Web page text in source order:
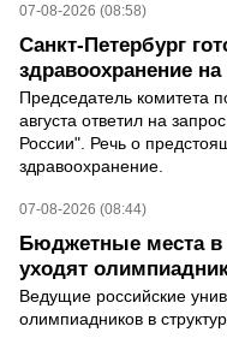
07-08-2026 (08:58)
Санкт-Петербург
здравоохранение на
Председатель комитета
августа ответил на
России". Речь о
здравоохранение.
07-08-2026 (08:44)
Бюджетные места в
уходят
Ведущие российские
олимпиадников в